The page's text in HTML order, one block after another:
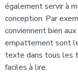
également servir à
conception. Par
conviennent bien
empattement sont
texte dans tous les
faciles à lire.